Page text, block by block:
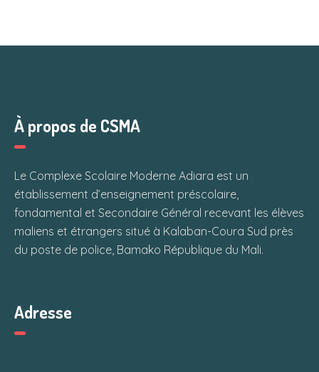
À propos de CSMA
Le Complexe Scolaire Moderne Adiara est un
établissement d’enseignement préscolaire,
fondamental et Secondaire Général recevant les élèves
maliens et étrangers situé à Kalaban-Coura Sud près
du poste de police, Bamako République du Mali.
Adresse